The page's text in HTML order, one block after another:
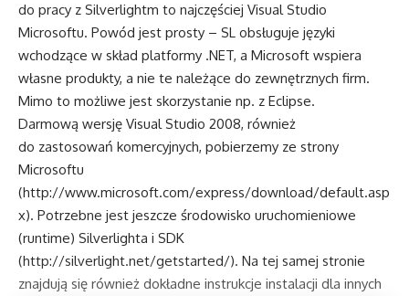
do pracy z Silverlightm to najczęściej Visual Studio
Microsoftu. Powód jest prosty – SL obsługuje języki
wchodzące w skład platformy .NET, a Microsoft wspiera
własne produkty, a nie te należące do zewnętrznych firm.
Mimo to możliwe jest skorzystanie np. z Eclipse.
Darmową wersję Visual Studio 2008, również
do zastosowań komercyjnych, pobierzemy ze strony
Microsoftu
(http://www.microsoft.com/express/download/default.asp
x). Potrzebne jest jeszcze środowisko uruchomieniowe
(runtime) Silverlighta i SDK
(http://silverlight.net/getstarted/). Na tej samej stronie
znajdują się również dokładne instrukcje instalacji dla innych